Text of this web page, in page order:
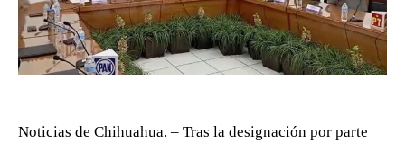
Noticias de Chihuahua. – Tras la designación por parte